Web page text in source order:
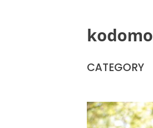
kodomo
CATEGORY